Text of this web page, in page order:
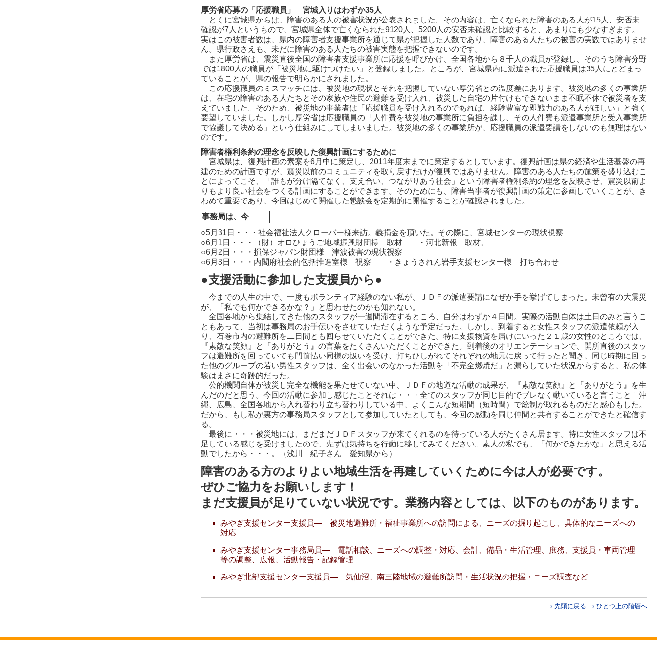
厚労省応募の「応援職員」 宮城入りはわずか35人
とくに宮城県からは、障害のある人の被害状況が公表されました。その内容は、亡くなられた障害のある人が15人、安否未
確認が7人というもので、宮城県全体で亡くなられた9120人、5200人の安否未確認と比較すると、あまりにも少なすぎます。
実はこの被害者数は、県内の障害者支援事業所を通じて県が把握した人数であり、障害のある人たちの被害の実数ではありませ
ん。県行政さえも、未だに障害のある人たちの被害実態を把握できないのです。
また厚労省は、震災直後全国の障害者支援事業所に応援を呼びかけ、全国各地から８千人の職員が登録し、そのうち障害分野
では1800人の職員が「被災地に駆けつけたい」と登録しました。ところが、宮城県内に派遣された応援職員は35人にとどまっ
ていることが、県の報告で明らかにされました。
この応援職員のミスマッチには、被災地の現状とそれを把握していない厚労省との温度差にあります。被災地の多くの事業所
は、在宅の障害のある人たちとその家族や住民の避難を受け入れ、被災した自宅の片付けもできないまま不眠不休で被災者を支
えていました。そのため、被災地の事業者は「応援職員を受け入れるのであれば、経験豊富な即戦力のある人がほしい」と強く
要望していました。しかし厚労省は応援職員の「人件費を被災地の事業所に負担を課し、その人件費も派遣事業所と受入事業所
で協議して決める」という仕組みにしてしまいました。被災地の多くの事業所が、応援職員の派遣要請をしないのも無理はない
のです。
障害者権利条約の理念を反映した復興計画にするために
宮城県は、復興計画の素案を6月中に策定し、2011年度末までに策定するとしています。復興計画は県の経済や生活基盤の再
建のための計画ですが、震災以前のコミュニティを取り戻すだけが復興ではありません。障害のある人たちの施策を盛り込むこ
とによってこそ、「誰もが分け隔てなく、支え合い、つながりあう社会」という障害者権利条約の理念を反映させ、震災以前よ
りもより良い社会をつくる計画にすることができます。そのためにも、障害当事者が復興計画の策定に参画していくことが、き
わめて重要であり、今回はじめて開催した懇談会を定期的に開催することが確認されました。
事務局は、今
○5月31日・・・社会福祉法人クローバー様来訪。義捐金を頂いた。その際に、宮城センターの現状視察
○6月1日・・・（財）オロひょうご地域振興財団様 取材 ・河北新報 取材。
○6月2日・・・損保ジャパン財団様 津波被害の現状視察
○6月3日・・・内閣府社会的包括推進室様 視察 ・きょうされん岩手支援センター様 打ち合わせ
●支援活動に参加した支援員から●
今までの人生の中で、一度もボランティア経験のない私が、ＪＤＦの派遣要請になぜか手を挙げてしまった。未曾有の大震災
が、「私でも何かできるかな？」と思わせたのかも知れない。
全国各地から集結してきた他のスタッフが一週間滞在するところ、自分はわずか４日間。実際の活動自体は土日のみと言うこ
ともあって、当初は事務局のお手伝いをさせていただくような予定だった。しかし、到着すると女性スタッフの派遣依頼が入
り、石巻市内の避難所を二日間とも回らせていただくことができた。特に支援物資を届けにいった２１歳の女性のところでは、
『素敵な笑顔』と『ありがとう』の言葉をたくさんいただくことができた。到着後のオリエンテーションで、開所直後のスタッ
フは避難所を回っていても門前払い同様の扱いを受け、打ちひしがれてそれぞれの地元に戻って行ったと聞き、同じ時期に回っ
た他のグループの若い男性スタッフは、全く出会いのなかった活動を「不完全燃焼だ」と漏らしていた状況からすると、私の体
験はまさに奇跡的だった。
公的機関自体が被災し完全な機能を果たせていない中、ＪＤＦの地道な活動の成果が、『素敵な笑顔』と『ありがとう』を生
んだのだと思う。今回の活動に参加し感じたことそれは・・・全てのスタッフが同じ目的でブレなく動いていると言うこと！沖
縄、広島、全国各地から入れ替わり立ち替わりしている中、よくこんな短期間（短時間）で統制が取れるものだと感心もした。
だから、もし私が裏方の事務局スタッフとして参加していたとしても、今回の感動を同じ仲間と共有することができたと確信す
る。
最後に・・・被災地には、まだまだＪＤＦスタッフが来てくれるのを待っている人がたくさん居ます。特に女性スタッフは不
足している感じを受けましたので、先ずは気持ちを行動に移してみてください。素人の私でも、「何かできたかな」と思える活
動でしたから・・・。（浅川 紀子さん 愛知県から）
障害のある方のよりよい地域生活を再建していくために今は人が必要です。
ぜひご協力をお願いします！
まだ支援員が足りていない状況です。業務内容としては、以下のものがあります。
みやぎ支援センター支援員― 被災地避難所・福祉事業所への訪問による、ニーズの掘り起こし、具体的なニーズへの
対応
みやぎ支援センター事務局員― 電話相談、ニーズへの調整・対応、会計、備品・生活管理、庶務、支援員・車両管理
等の調整、広報、活動報告・記録管理
みやぎ北部支援センター支援員― 気仙沼、南三陸地域の避難所訪問・生活状況の把握・ニーズ調査など
› 先頭に戻る › ひとつ上の階層へ